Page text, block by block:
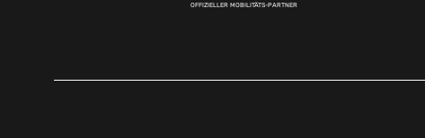
OFFIZIELLER MOBILITÄTS-PARTNER